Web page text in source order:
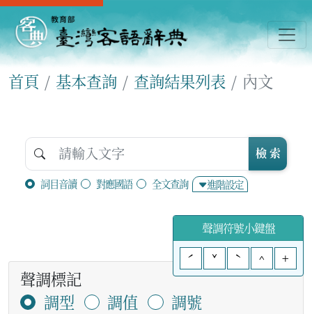
首頁 基本查詢 查詢結果列表 內文
詞目音讀 對應國語 全文查詢 進階設定
檢 索
聲調符號小鍵盤
ˊ
ˇ ˋ ^ +
聲調標記
調型
調值
調號